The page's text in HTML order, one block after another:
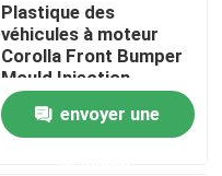
Plastique des
véhicules à moteur
Corolla Front Bumper
Mould Injection
Molding de pièces
d'OEM envoyer une